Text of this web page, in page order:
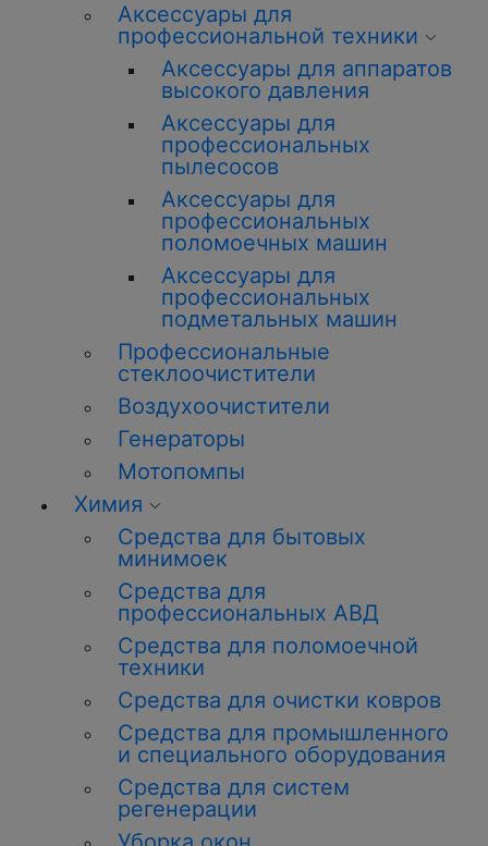
Аксессуары для
профессиональной техники
Аксессуары для аппаратов
высокого давления
Аксессуары для
профессиональных
пылесосов
Аксессуары для
профессиональных
поломоечных машин
Аксессуары для
профессиональных
подметальных машин
Профессиональные
стеклоочистители
Воздухоочистители
Генераторы
Мотопомпы
Химия
Средства для бытовых
минимоек
Средства для
профессиональных АВД
Средства для поломоечной
техники
Средства для очистки ковров
Средства для промышленного
и специального оборудования
Средства для систем
регенерации